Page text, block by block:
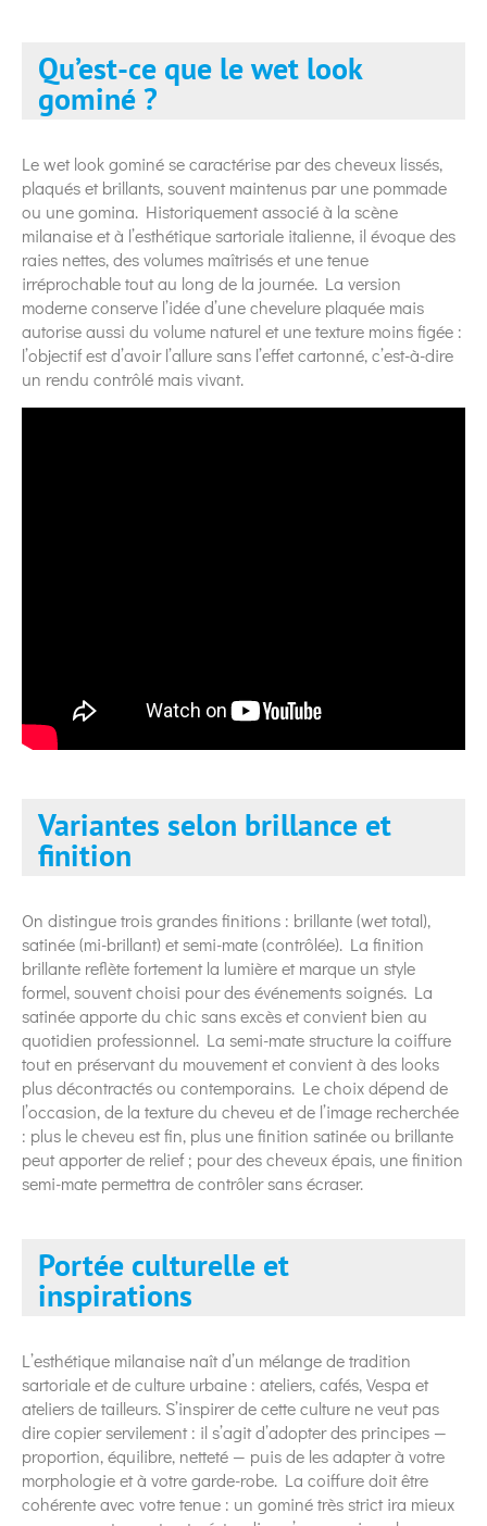
Qu’est-ce que le wet look
gominé ?
Le wet look gominé se caractérise par des cheveux lissés,
plaqués et brillants, souvent maintenus par une pommade
ou une gomina. Historiquement associé à la scène
milanaise et à l’esthétique sartoriale italienne, il évoque des
raies nettes, des volumes maîtrisés et une tenue
irréprochable tout au long de la journée. La version
moderne conserve l’idée d’une chevelure plaquée mais
autorise aussi du volume naturel et une texture moins figée :
l’objectif est d’avoir l’allure sans l’effet cartonné, c’est-à-dire
un rendu contrôlé mais vivant.
Variantes selon brillance et
finition
On distingue trois grandes finitions : brillante (wet total),
satinée (mi-brillant) et semi-mate (contrôlée). La finition
brillante reflète fortement la lumière et marque un style
formel, souvent choisi pour des événements soignés. La
satinée apporte du chic sans excès et convient bien au
quotidien professionnel. La semi-mate structure la coiffure
tout en préservant du mouvement et convient à des looks
plus décontractés ou contemporains. Le choix dépend de
l’occasion, de la texture du cheveu et de l’image recherchée
: plus le cheveu est fin, plus une finition satinée ou brillante
peut apporter de relief ; pour des cheveux épais, une finition
semi-mate permettra de contrôler sans écraser.
Portée culturelle et
inspirations
L’esthétique milanaise naît d’un mélange de tradition
sartoriale et de culture urbaine : ateliers, cafés, Vespa et
ateliers de tailleurs. S’inspirer de cette culture ne veut pas
dire copier servilement : il s’agit d’adopter des principes —
proportion, équilibre, netteté — puis de les adapter à votre
morphologie et à votre garde-robe. La coiffure doit être
cohérente avec votre tenue : un gominé très strict ira mieux